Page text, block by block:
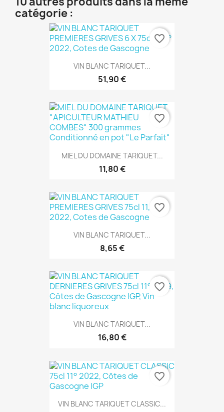
catégorie :
VIN BLANC TARIQUET...
51,90 €
favorite_border
MIEL DU DOMAINE TARIQUET...
11,80 €
favorite_border
VIN BLANC TARIQUET...
8,65 €
favorite_border
VIN BLANC TARIQUET...
16,80 €
favorite_border
VIN BLANC TARIQUET CLASSIC...
favorite_border